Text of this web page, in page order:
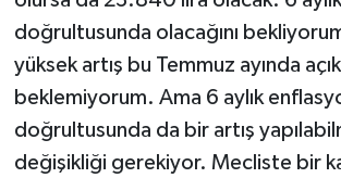
doğrultusunda olacağını
yüksek artış bu Temmuz ayında
beklemiyorum. Ama 6 aylık
doğrultusunda da bir artış
değişikliği gerekiyor. Mecliste bir